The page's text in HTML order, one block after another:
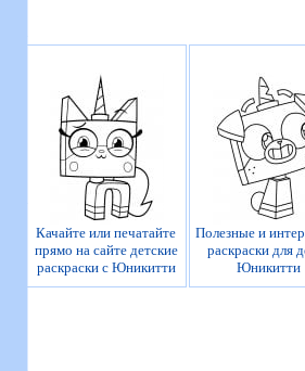
Качайте или печатайте
прямо на сайте детские
раскраски с Юникитти
Полезные и
раскраски для
Юникитти